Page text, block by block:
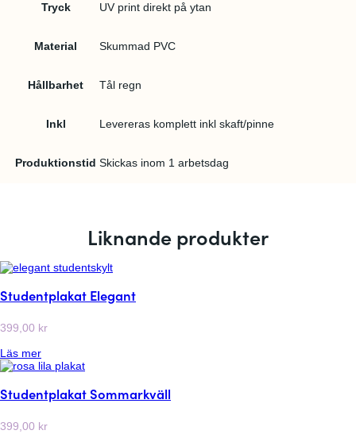
Tryck UV print direkt på ytan
Material Skummad PVC
Hållbarhet Tål regn
Inkl Levereras komplett inkl skaft/pinne
Produktionstid Skickas inom 1 arbetsdag
Liknande produkter
Studentplakat Elegant
399,00 kr
Läs mer:
S
u
d
n
Studentplakat Sommarkväll
399,00 kr